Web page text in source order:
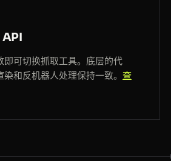
API
即可切换抓取工具。底层的代
和反机器人处理保持一致。 查